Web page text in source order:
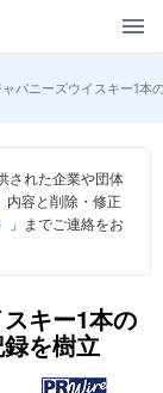
パニーズウイスキー1本
された企業や団体
内容と削除・修正
」までご連絡をお
キー1本の
を樹立